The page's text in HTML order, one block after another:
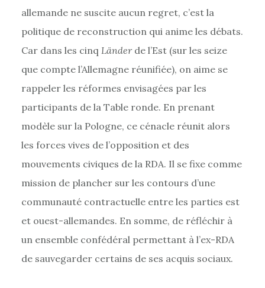
allemande ne suscite aucun regret, c’est la
politique de reconstruction qui anime les débats.
Car dans les cinq Länderde l’Est (sur les seize
que compte l’Allemagne réunifiée), on aime se
rappeler les réformes envisagées par les
participants de la Table ronde. En prenant
modèle sur la Pologne, ce cénacle réunit alors
les forces vives de l’opposition et des
mouvements civiques de la RDA. Il se fixe comme
mission de plancher sur les contours d’une
communauté contractuelle entre les parties est
et ouest-allemandes. En somme, de réfléchir à
un ensemble confédéral permettant à l’ex-RDA
de sauvegarder certains de ses acquis sociaux.